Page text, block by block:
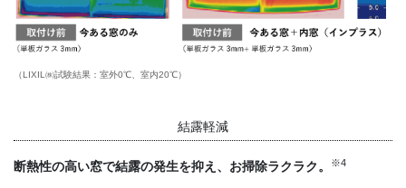
（LIXIL㈱試験結果：室外0℃、室内20℃）
結露軽減
断熱性の高い窓で結露の発生を抑え、お掃除ラクラク。 ※4